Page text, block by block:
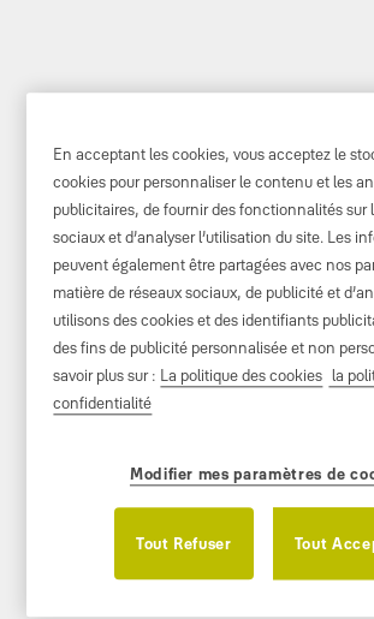
Quel est le prix
serrure de
En acceptant les cookies, vous acceptez le
cookies pour personnaliser le contenu et les
publicitaires, de fournir des fonctionnalités sur
sociaux et d’analyser l’utilisation du site. Les
peuvent également être partagées avec nos
matière de réseaux sociaux, de publicité et
utilisons des cookies et des identifiants
des fins de publicité personnalisée et non
savoir plus sur : La politique des cookies la
confidentialité
Modifier mes paramètres de
Tout Refuser Tout